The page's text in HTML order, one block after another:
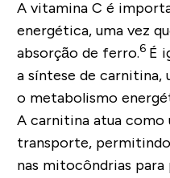
A vitamina C é
energética, uma vez
absorção de ferro.6 É
a síntese de
o metabolismo
A carnitina atua como
transporte,
nas mitocôndrias para